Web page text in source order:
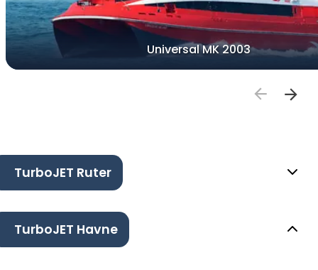
Universal MK 2003
TurboJET Ruter
TurboJET Havne